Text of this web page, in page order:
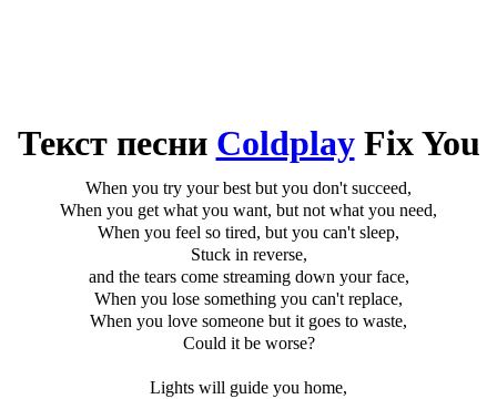
Текст песни ColdplayFix You
When you try your best but you don't succeed,
When you get what you want, but not what you need,
When you feel so tired, but you can't sleep,
Stuck in reverse,
and the tears come streaming down your face,
When you lose something you can't replace,
When you love someone but it goes to waste,
Could it be worse?
Lights will guide you home,